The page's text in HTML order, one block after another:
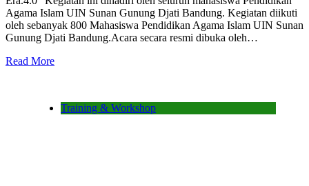
Agama Islam UIN Sunan Gunung Djati Bandung. Kegiatan diikuti
oleh sebanyak 800 Mahasiswa Pendidikan Agama Islam UIN Sunan
Gunung Djati Bandung.Acara secara resmi dibuka oleh…
Read More
Training & Workshop